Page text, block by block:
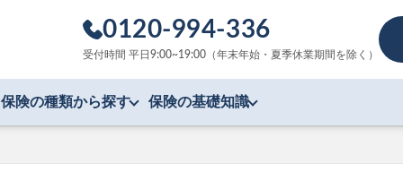
0120-994-336
受付時間 平日9:00~19:00（年末年始・夏季休業期間を除く）
保険の種類から探す 保険の基礎知識